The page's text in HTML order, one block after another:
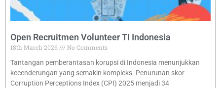
Open Recruitmen Volunteer TI Indonesia
18th March 2026
No Comments
Tantangan pemberantasan korupsi di Indonesia menunjukkan
kecenderungan yang semakin kompleks. Penurunan skor
Corruption Perceptions Index (CPI) 2025 menjadi 34